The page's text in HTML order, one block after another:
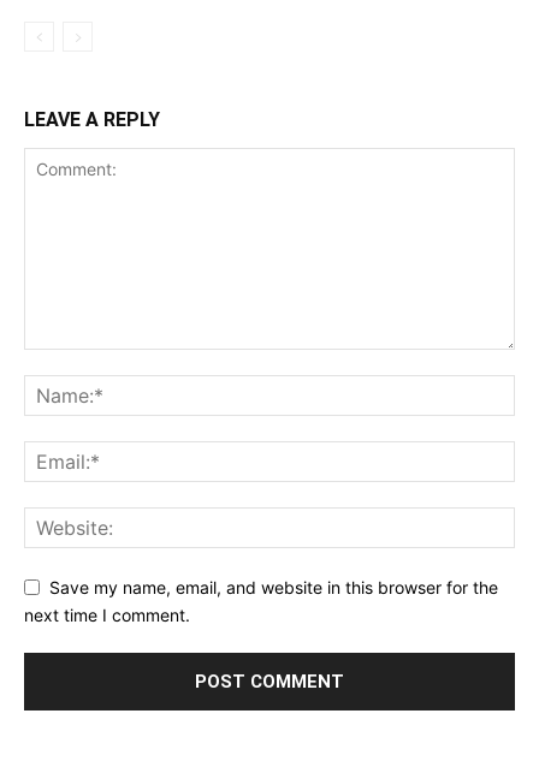
LEAVE A REPLY
Save my name, email, and website in this browser for the
next time I comment.